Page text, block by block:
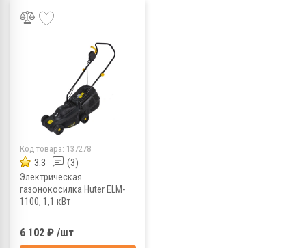
Код товара: 137278
3.3 (3)
Электрическая
газонокосилка Huter ELM-
1100, 1,1 кВт
6 102 ₽ /шт